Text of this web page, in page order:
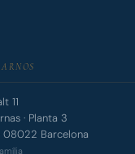
11
· Planta 3
08022 Barcelona